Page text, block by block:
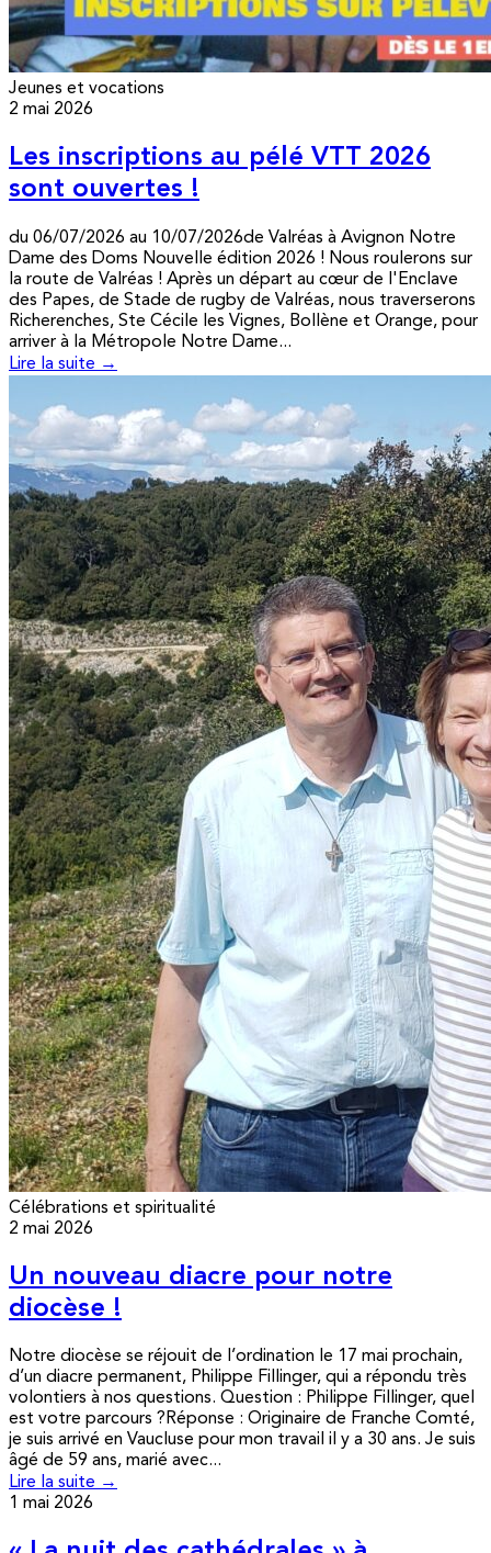
Jeunes et vocations
2 mai 2026
Les inscriptions au pélé VTT 2026
sont ouvertes !
du 06/07/2026 au 10/07/2026de Valréas à Avignon Notre
Dame des Doms Nouvelle édition 2026 ! Nous roulerons sur
la route de Valréas ! Après un départ au cœur de l'Enclave
des Papes, de Stade de rugby de Valréas, nous traverserons
Richerenches, Ste Cécile les Vignes, Bollène et Orange, pour
arriver à la Métropole Notre Dame...
Lire la suite →
Célébrations et spiritualité
2 mai 2026
Un nouveau diacre pour notre
diocèse !
Notre diocèse se réjouit de l’ordination le 17 mai prochain,
d’un diacre permanent, Philippe Fillinger, qui a répondu très
volontiers à nos questions. Question : Philippe Fillinger, quel
est votre parcours ?Réponse : Originaire de Franche Comté,
je suis arrivé en Vaucluse pour mon travail il y a 30 ans. Je suis
âgé de 59 ans, marié avec...
Lire la suite →
1 mai 2026